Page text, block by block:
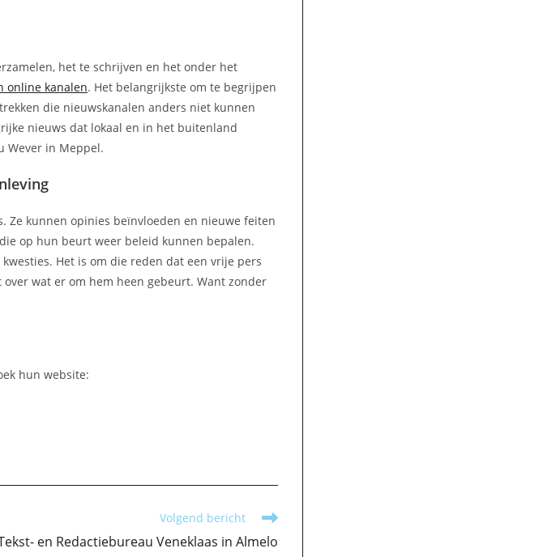
het te schrijven en het onder het
online kanalen. Het belangrijkste om te begrijpen
die nieuwskanalen anders niet kunnen
nieuws dat lokaal en in het buitenland
Wever in Meppel.
Ze kunnen opinies beïnvloeden en nieuwe feiten
op hun beurt weer beleid kunnen bepalen.
Het is om die reden dat een vrije pers
wat er om hem heen gebeurt. Want zonder
hun website:
Volgend bericht
en Redactiebureau Veneklaas in Almelo